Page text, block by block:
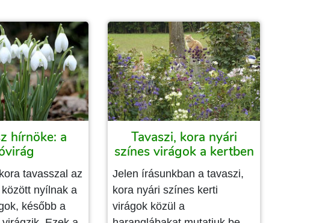
hírnöke: a
tavasszal az
nyílnak a
később a
Tavaszi, kora nyári
színes virágok a kertben
Jelen írásunkban a tavaszi,
kora nyári színes kerti
virágok közül a